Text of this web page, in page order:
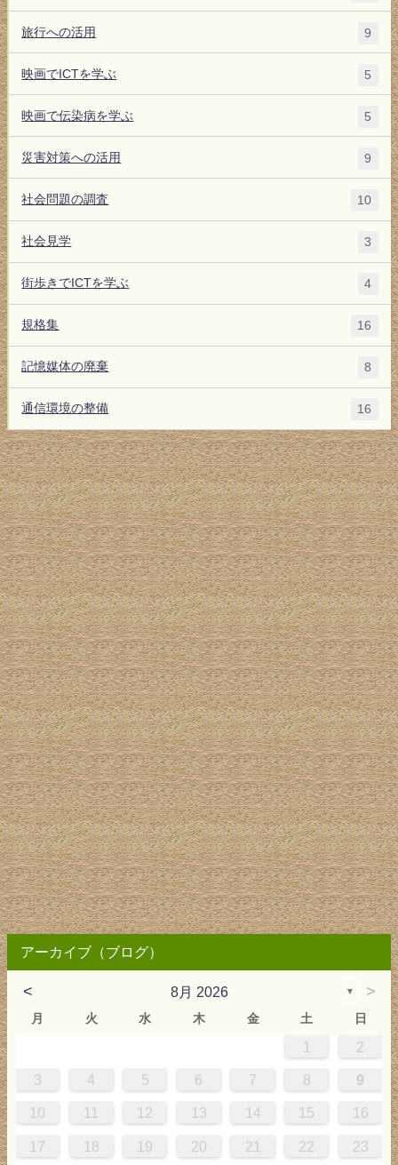
旅行への活用 9
映画でICTを学ぶ 5
映画で伝染病を学ぶ 5
災害対策への活用 9
社会問題の調査 10
社会見学 3
街歩きでICTを学ぶ 4
規格集 16
記憶媒体の廃棄 8
通信環境の整備 16
アーカイブ（ブログ）
< 8月 2026 ▼ >
月 火 水 木 金 土 日
1 2
3 4 5 6 7 8 9
10 11 12 13 14 15 16
17 18 19 20 21 22 23